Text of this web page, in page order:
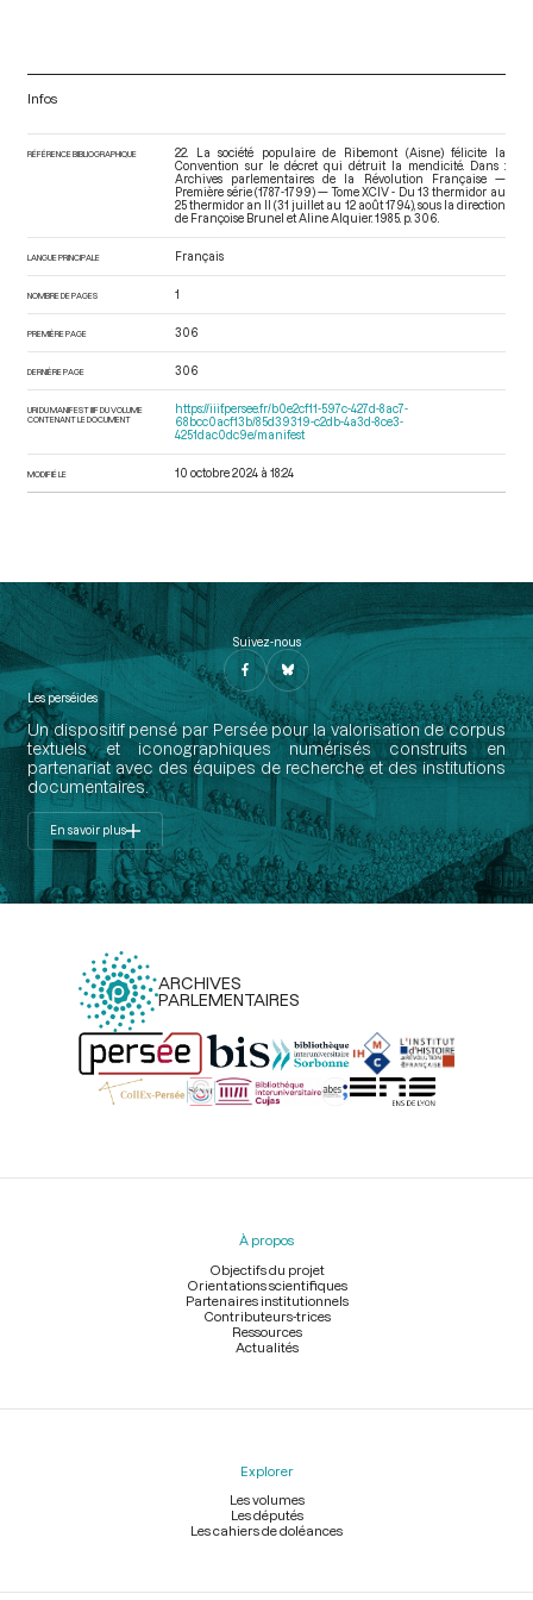
Infos
RÉFÉRENCE BIBLIOGRAPHIQUE
22. La société populaire de Ribemont (Aisne) félicite la
Convention sur le décret qui détruit la mendicité. Dans :
Archives parlementaires de la Révolution Française —
Première série (1787-1799) — Tome XCIV - Du 13 thermidor au
25 thermidor an II (31 juillet au 12 août 1794), sous la direction
de Françoise Brunel et Aline Alquier. 1985. p. 306.
LANGUE PRINCIPALE Français
NOMBRE DE PAGES 1
PREMIÈRE PAGE 306
DERNIÈRE PAGE 306
URI DU MANIFEST IIIF DU VOLUME
CONTENANT LE DOCUMENT
https://iiif.persee.fr/b0e2cf11-597c-427d-8ac7-
68bcc0acf13b/85d39319-c2db-4a3d-8ce3-
4251dac0dc9e/manifest
MODIFIÉ LE 10 octobre 2024 à 18:24
Suivez-nous
Les perséides
Un dispositif pensé par Persée pour la valorisation de corpus
textuels et iconographiques numérisés construits en
partenariat avec des équipes de recherche et des institutions
documentaires.
En savoir plus
ARCHIVES
PARLEMENTAIRES
Menu
À propos
Objectifs du projet
Orientations scientifiques
Partenaires institutionnels
Contributeurs-trices
Ressources
Actualités
Explorer
Les volumes
Les députés
Les cahiers de doléances